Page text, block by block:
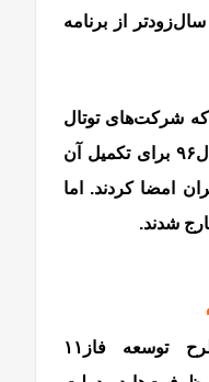
از برنامه
است که شرکت‌های توتال
و سی‌‌‌‌‌‌ان‌‌‌‌‌‌پی‌‌‌‌‌‌سی‌‌‌‌‌‌آی. چین در سال‌۹۶ برای تکمیل آن
با ایران امضا کردند. اما
شدند.
وزیر نفت تصریح کرد: طرح توسعه فاز۱۱